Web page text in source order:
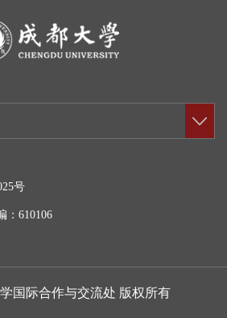
号
：610106
国际合作与交流处 版权所有